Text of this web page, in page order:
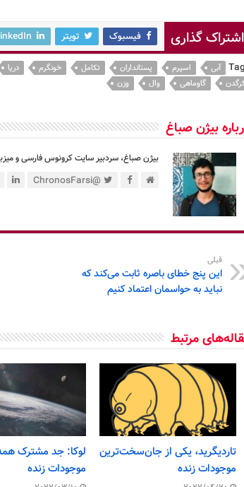
اشتراک گذاری فیسبوک تویتر
آبی اسپرم پستانداران تکامل خونگرم دریا
گاوماهی وال وزن
بیژن صباغ
بیژن صباغ، سردبیر سایت کرونوس فارسی و
@ChronosFarsi
قبلی
این پنج خطای باصره ثابت می‌کند که
نباید به حواسمان اعتماد کنیم
مرتبط
تاردیگرید، یکی از جان‌سخت‌ترین
موجودات زنده
لوکا: جد مشترک
موجودات زنده